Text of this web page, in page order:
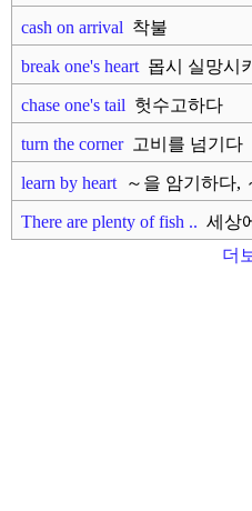
cash on arrival 착불
break one's heart 몹시 실망시
chase one's tail 헛수고하다
turn the corner고비를 넘기다
learn by heart ～을 암기하다,
There are plenty of fish .. 세상
더